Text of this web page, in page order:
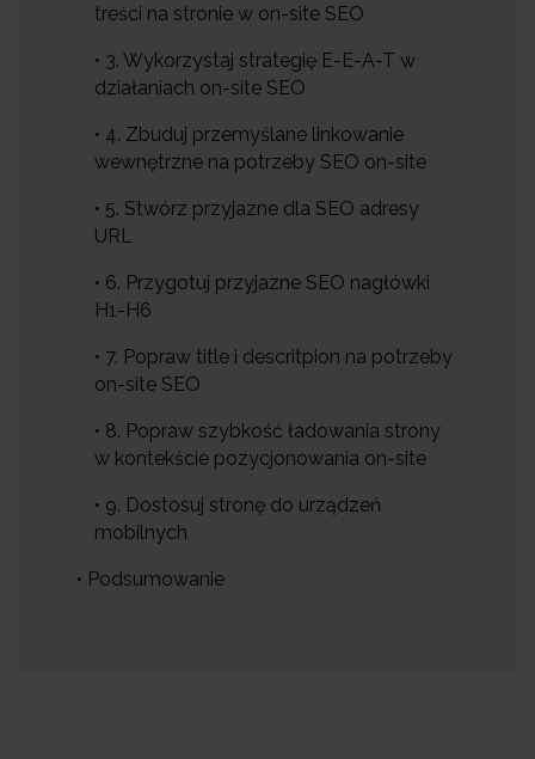
treści na stronie w on-site SEO
• 3. Wykorzystaj strategię E-E-A-T w
działaniach on-site SEO
• 4. Zbuduj przemyślane linkowanie
wewnętrzne na potrzeby SEO on-site
• 5. Stwórz przyjazne dla SEO adresy
URL
• 6. Przygotuj przyjazne SEO nagłówki
H1-H6
• 7. Popraw title i descritpion na potrzeby
on-site SEO
• 8. Popraw szybkość ładowania strony
w kontekście pozycjonowania on-site
• 9. Dostosuj stronę do urządzeń
mobilnych
• Podsumowanie